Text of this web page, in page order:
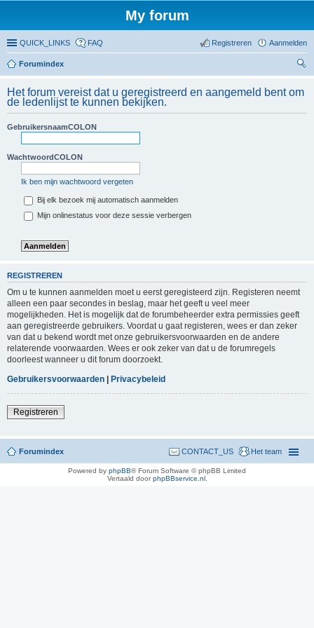
My forum
QUICK_LINKS FAQ Aanmelden
Registreren
Forumindex
ke
n
Het forum vereist dat u geregistreerd en aangemeld bent om
de ledenlijst te kunnen bekijken.
GebruikersnaamCOLON
WachtwoordCOLON
Ik ben mijn wachtwoord vergeten
Bij elk bezoek mij automatisch aanmelden
Mijn onlinestatus voor deze sessie verbergen
REGISTREREN
Om u te kunnen aanmelden moet u eerst geregisteerd zijn. Registeren neemt
alleen een paar secondes in beslag, maar het geeft u veel meer
mogelijkheden. Het is mogelijk dat de forumbeheerder extra permissies geeft
aan geregistreerde gebruikers. Voordat u gaat registeren, wees er dan zeker
van dat u bekend wordt met onze gebruikersvoorwaarden en de andere
relaterende voorwaarden. Wees er ook zeker van dat u de forumregels
doorleest wanneer u dit forum doorzoekt.
Gebruikersvoorwaarden | Privacybeleid
Registreren
Forumindex Het team
CONTACT_US
Powered by phpBB® Forum Software © phpBB Limited
Vertaald doorphpBBservice.nl.